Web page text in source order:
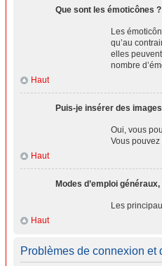
Que sont les émoticônes ?
Les
qu’au
elles
nombre
Haut
Puis-je insérer des
Oui, vous
Vous pouvez
Haut
Modes d’emploi
Les
Haut
Problèmes de connexion et